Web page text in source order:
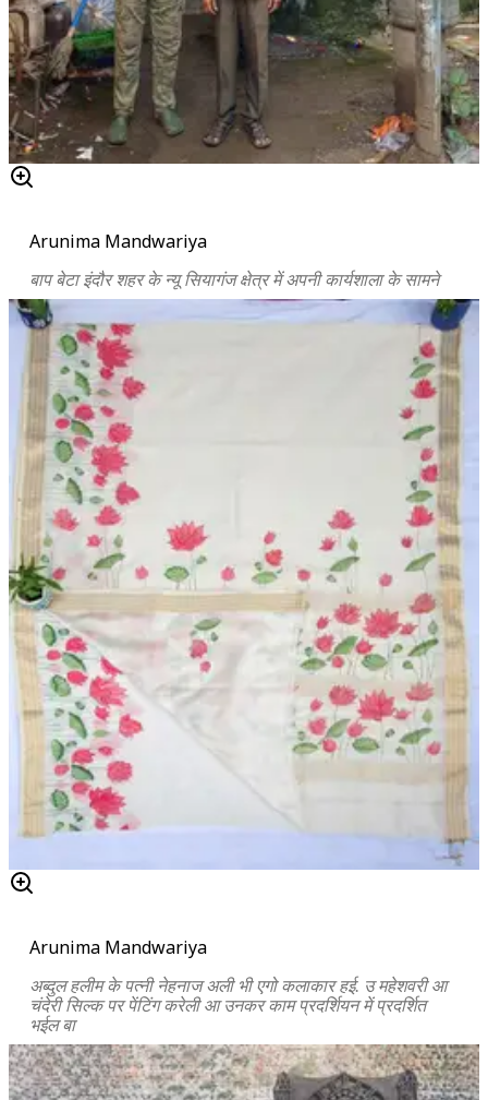
Arunima Mandwariya
बाप बेटा इंदौर शहर के न्यू सियागंज क्षेत्र में अपनी कार्यशाला के सामने
Arunima Mandwariya
अब्दुल हलीम के पत्नी नेहनाज अली भी एगो कलाकार हई. उ महेशवरी आ
चंदेरी सिल्क पर पेंटिंग करेली आ उनकर काम प्रदर्शियन में प्रदर्शित
भईल बा